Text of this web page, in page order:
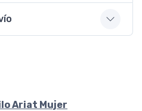
Ariat Mujer